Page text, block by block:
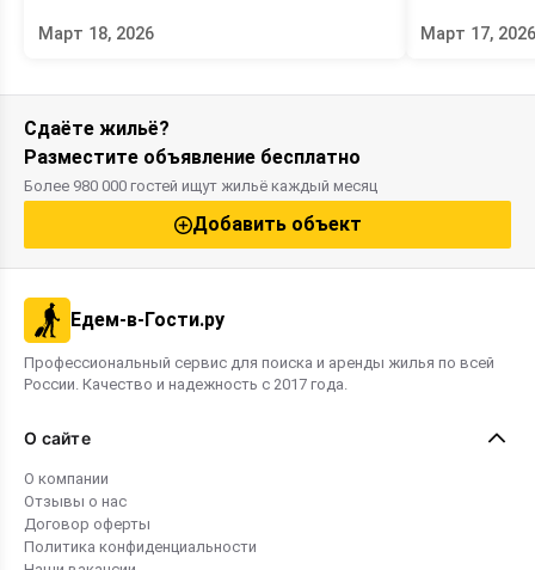
а дома с полным набором удобств:
кухней для приготовления детского
удобным расположением рядом с
песчаными пляжами. В семейных гостевых
домах часто есть разнообразные
дополнительные услуги, такие как
бассейн, кафе и баня. Для разных
бюджетов предлагаются как бюджетные
варианты, так и элитные номера. Этот
рейтинг поможет вам выбрать
оптимальное жильё для комфортного
семейного отдыха в 2026 году.
Март 18, 2026
начиная от
Проживание
Выбрав
Март 17, 2026
Сдаёте жильё?
Разместите объявление бесплатно
Более 980 000 гостей ищут жильё каждый месяц
Добавить объект
Едем-в-Гости.ру
Профессиональный сервис для поиска и аренды жилья по всей
России. Качество и надежность с 2017 года.
О сайте
О компании
Отзывы о нас
Договор оферты
Политика конфиденциальности